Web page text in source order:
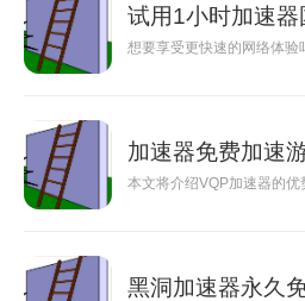
试用1小时加速器
想要享受更快速的网络体
加速器免费加速
本文将介绍VQP加速器的
黑洞加速器永久